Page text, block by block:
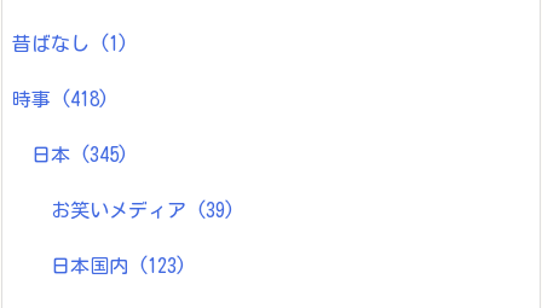
昔ばなし (1)
時事 (418)
日本 (345)
お笑いメディア (39)
日本国内 (123)